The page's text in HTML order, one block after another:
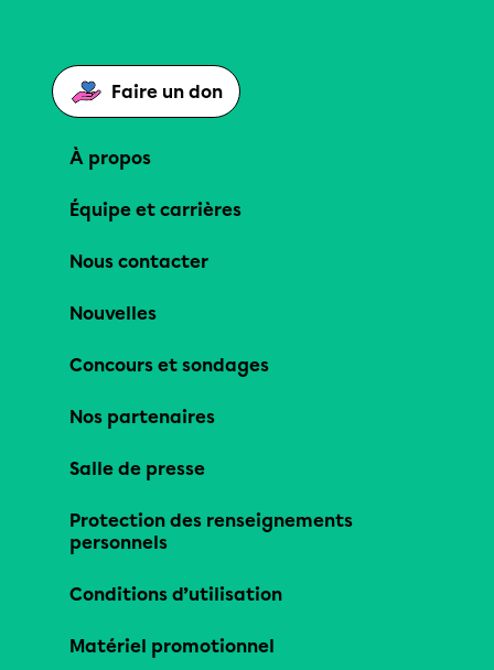
Faire un don
À propos
Équipe et carrières
Nous contacter
Nouvelles
Concours et sondages
Nos partenaires
Salle de presse
Protection des renseignements
personnels
Conditions d’utilisation
Matériel promotionnel